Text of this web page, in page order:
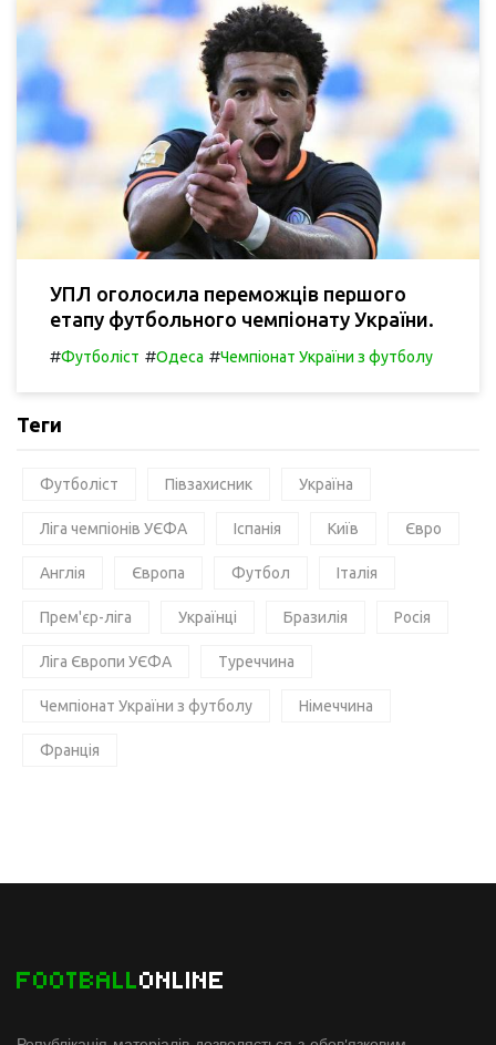
УПЛ оголосила переможців першого
етапу футбольного чемпіонату України.
#Футболіст #Одеса #Чемпіонат України з футболу
Теги
Футболіст Півзахисник Україна
Ліга чемпіонів УЄФА Іспанія Київ Євро
Англія Європа Футбол Італія
Прем'єр-ліга Українці Бразилія Росія
Ліга Європи УЄФА Туреччина
Чемпіонат України з футболу Німеччина
Франція
FOOTBALLONLINE